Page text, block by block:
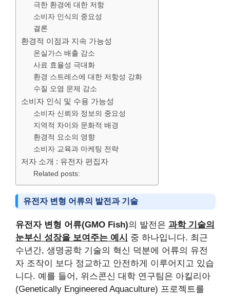
극한 환경에 대한 저항
소비자 인식의 중요성
결론
환경적 이점과 지속 가능성
온실가스 배출 감소
사료 효율성 극대화
환경 스트레스에 대한 저항성 강화
수질 오염 문제 감소
소비자 인식 및 수용 가능성
소비자 신뢰와 정보의 중요성
지역적 차이와 문화적 배경
환경적 요소의 영향
소비자 교육과 마케팅 전략
저자 소개 : 유전자 편집자
Related posts:
유전자 변형 어류의 발전과 기술
유전자 변형 어류(GMO Fish)의 발전은 과학 기술의
눈부신 성장을 보여주는 예시
중 하나입니다. 최근
수년간, 생명공학 기술의 혁신 덕분에 어류의 유전
자 조작이 보다 정교하고 안전하게 이루어지고 있습
니다. 예를 들어, 위스콘신 대학 연구팀은 아킬리아
(Genetically Engineered Aquaculture) 프로젝트를